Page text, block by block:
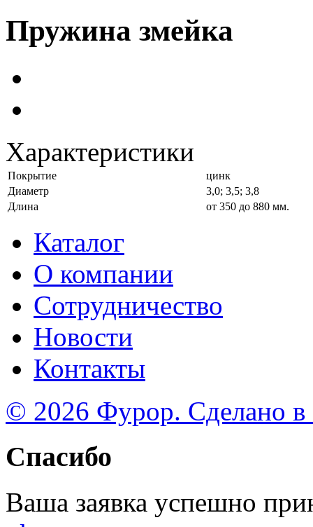
Пружина змейка
Характеристики
Покрытие
цинк
Диаметр
3,0; 3,5; 3,8
Длина
от 350 до 880 мм.
Каталог
О компании
Сотрудничество
Новости
Контакты
© 2026 Фурор. Сделано в
Спасибо
Ваша заявка успешно